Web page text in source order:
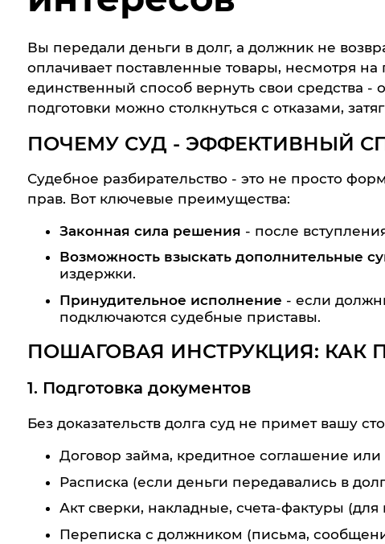
Вы передали деньги в долг, а должник не
оплачивает поставленные товары, несмотря
единственный способ вернуть свои средства -
подготовки можно столкнуться с отказами,
ПОЧЕМУ СУД - ЭФФЕКТИВНЫЙ
Судебное разбирательство - это не просто
прав. Вот ключевые преимущества:
Законная сила решения - после
Возможность взыскать дополнительные
издержки.
Принудительное исполнение - если
подключаются судебные приставы.
ПОШАГОВАЯ ИНСТРУКЦИЯ: КАК
1. Подготовка документов
Без доказательств долга суд не примет вашу
Договор займа, кредитное соглашение
Расписка (если деньги передавались в
Акт сверки, накладные, счета-фактуры
Переписка с должником (письма,